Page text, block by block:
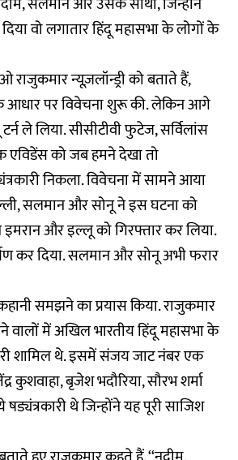
वो लगातार हिंदू महासभा के लोगों के
राजुकमार न्यूज़लॉन्ड्री को बताते हैं,
पर विवेचना शुरू की. लेकिन आगे
ले लिया. सीसीटीवी फुटेज, सर्विलांस
एविडेंस को जब हमने देखा तो
निकला. विवेचना में सामने आया
सलमान और सोनू ने इस घटना को
इमरान और इल्लू को गिरफ्तार कर लिया.
कर दिया. सलमान और सोनू अभी फरार
समझने का प्रयास किया. राजुकमार
वालों में अखिल भारतीय हिंदू महासभा के
शामिल थे. इसमें संजय जाट नंबर एक
कुशवाहा, बृजेश भदौरिया, सौरभ शर्मा
थे जिन्होंने यह पूरी साजिश